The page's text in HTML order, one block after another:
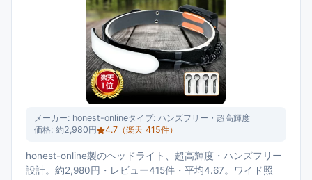
メーカー: honest-onlineタイプ: ハンズフリー・超高輝度
価格: 約2,980円 4.7 （楽天 415件）
honest-online製のヘッドライト、超高輝度・ハンズフリー
設計。約2,980円・レビュー415件・平均4.67。ワイド照